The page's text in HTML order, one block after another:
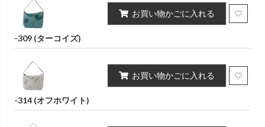
-309 (ターコイズ)
お買い物かごに入れる
-314 (オフホワイト)
お買い物かごに入れる